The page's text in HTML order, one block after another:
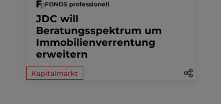
FONDS professionell
JDC will
Beratungsspektrum um
Immobilienverrentung
erweitern
Kapitalmarkt